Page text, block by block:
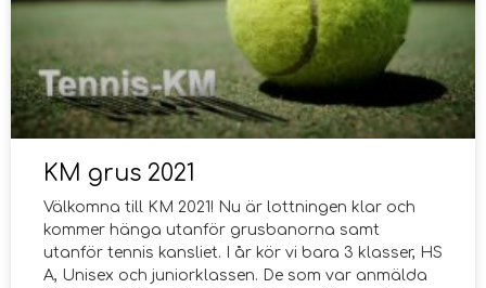
KM grus 2021
Välkomna till KM 2021! Nu är lottningen klar och
kommer hänga utanför grusbanorna samt
utanför tennis kansliet. I år kör vi bara 3 klasser, HS
A, Unisex och juniorklassen. De som var anmälda